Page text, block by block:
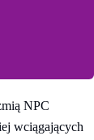
NPC
wciągających